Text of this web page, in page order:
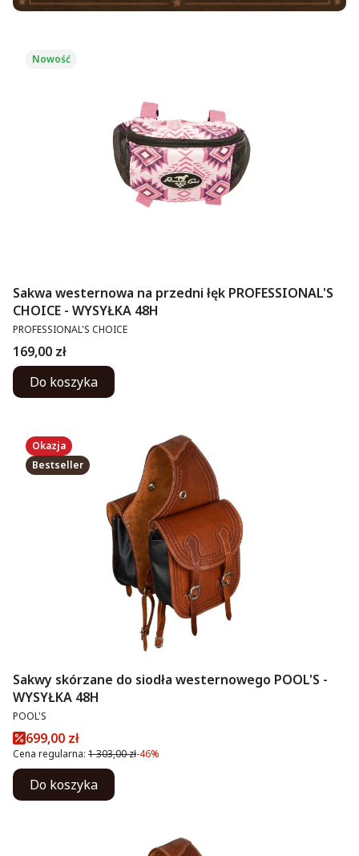
Nowość
Sakwa westernowa na przedni łęk PROFESSIONAL'S
CHOICE - WYSYŁKA 48H
PRODUCENT
PROFESSIONAL'S CHOICE
Cena
169,00 zł
Do koszyka
Okazja
Bestseller
Sakwy skórzane do siodła westernowego POOL'S -
WYSYŁKA 48H
PRODUCENT
POOL'S
Cena promocyjna
699,00 zł
Cena regularna: 1 303,00 zł-46%
Do koszyka